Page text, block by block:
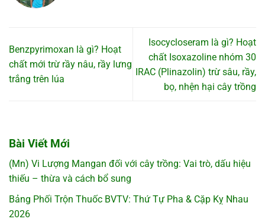
Benzpyrimoxan là gì? Hoạt
chất mới trừ rầy nâu, rầy lưng
trắng trên lúa
Isocycloseram là gì? Hoạt
chất Isoxazoline nhóm 30
IRAC (Plinazolin) trừ sâu, rầy,
bọ, nhện hại cây trồng
Bài Viết Mới
(Mn) Vi Lượng Mangan đối với cây trồng: Vai trò, dấu hiệu
thiếu – thừa và cách bổ sung
Bảng Phối Trộn Thuốc BVTV: Thứ Tự Pha & Cặp Kỵ Nhau
2026